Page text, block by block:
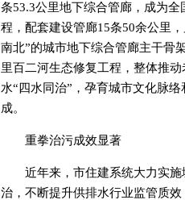
条53.3公里地下综合管廊，成为
程，配套建设管廊15条50余公里
南北”的城市地下综合管廊主干骨
里百二河生态修复工程，整体推
水“四水同治”，孕育城市文化脉
成。
重拳治污成效显著
近年来，市住建系统大力实
治，不断提升供排水行业监管质